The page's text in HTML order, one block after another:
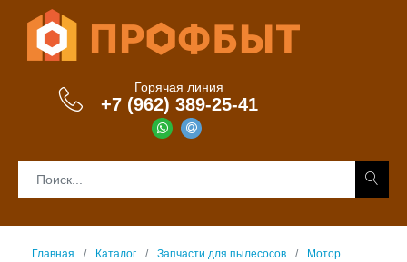
Горячая линия
+7 (962) 389-25-41
Главная Каталог Запчасти для пылесосов
Мотор